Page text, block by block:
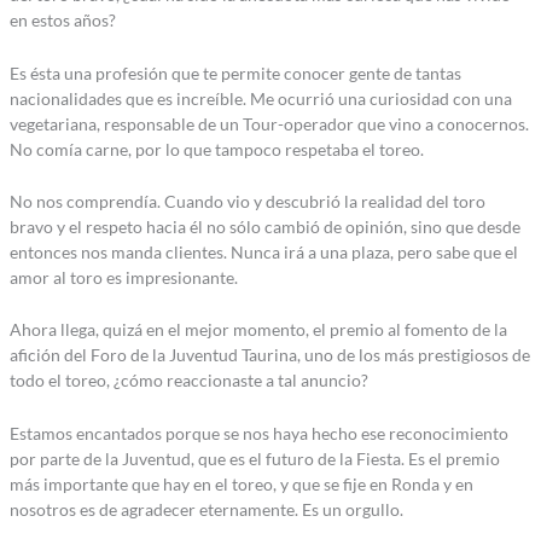
en estos años?
Es ésta una profesión que te permite conocer gente de tantas
nacionalidades que es increíble. Me ocurrió una curiosidad con una
vegetariana, responsable de un Tour-operador que vino a conocernos.
No comía carne, por lo que tampoco respetaba el toreo.
No nos comprendía. Cuando vio y descubrió la realidad del toro
bravo y el respeto hacia él no sólo cambió de opinión, sino que desde
entonces nos manda clientes. Nunca irá a una plaza, pero sabe que el
amor al toro es impresionante.
Ahora llega, quizá en el mejor momento, el premio al fomento de la
afición del Foro de la Juventud Taurina, uno de los más prestigiosos de
todo el toreo, ¿cómo reaccionaste a tal anuncio?
Estamos encantados porque se nos haya hecho ese reconocimiento
por parte de la Juventud, que es el futuro de la Fiesta. Es el premio
más importante que hay en el toreo, y que se fije en Ronda y en
nosotros es de agradecer eternamente. Es un orgullo.